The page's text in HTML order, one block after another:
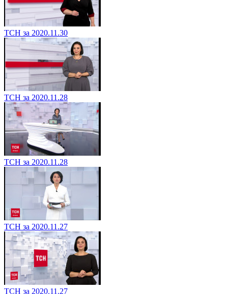
ТСН за 2020.11.30
ТСН за 2020.11.28
ТСН за 2020.11.28
ТСН за 2020.11.27
ТСН за 2020.11.27